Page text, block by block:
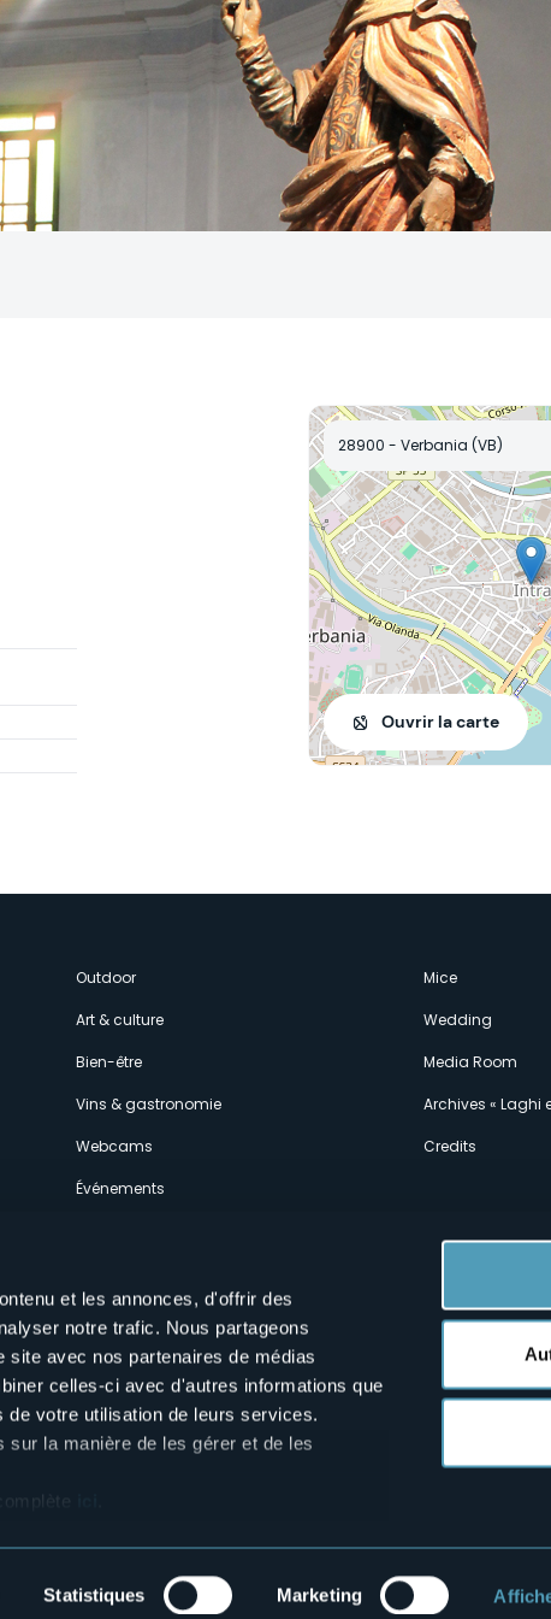
et les annonces, d'offrir des
notre trafic. Nous partageons
site avec nos partenaires de médias
celles-ci avec d'autres informations que
votre utilisation de leurs services.
la manière de les gérer et de les
Statistiques Marketing
28900 - Verbania (VB)
Ouvrir la carte
Outdoor
Art & culture
Bien-être
Vins & gastronomie
Webcams
Événements
Mice
Wedding
Media Room
Archives « Laghi
Credits
Suivez-nous sur nos réseaux sociaux